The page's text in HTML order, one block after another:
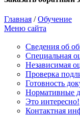
Главная /Обучение
Меню сайта
Сведения об
Cпециальная
Независимая
Проверка
Готовность
Нормативные
Это интересно!
Контактная